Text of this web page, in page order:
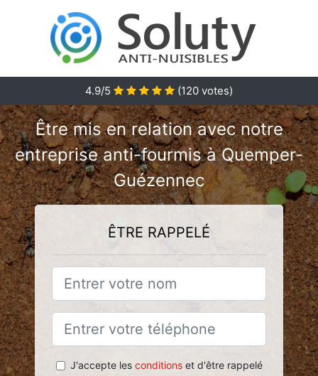
4.9/5 (120 votes)
Être mis en relation avec notre
entreprise anti-fourmis à Quemper-
Guézennec
ÊTRE RAPPELÉ
J'accepte les conditionset d'être rappelé